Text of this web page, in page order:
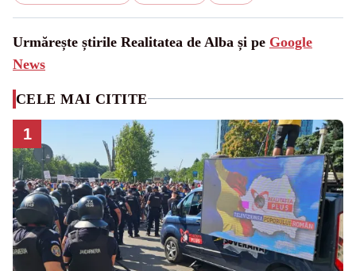
Urmărește știrile Realitatea de Alba și pe Google
News
CELE MAI CITITE
1